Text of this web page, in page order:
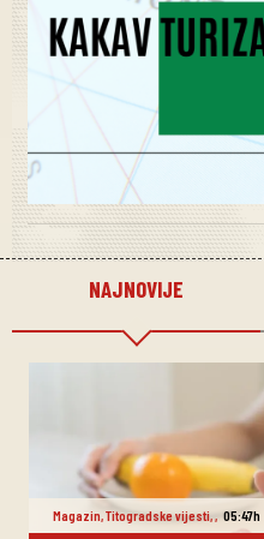
NAJNOVIJE
Magazin,Titogradske vijesti,, 05:47h